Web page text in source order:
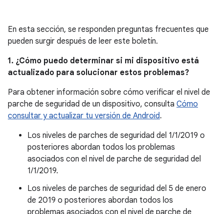
En esta sección, se responden preguntas frecuentes que
pueden surgir después de leer este boletín.
1. ¿Cómo puedo determinar si mi dispositivo está
actualizado para solucionar estos problemas?
Para obtener información sobre cómo verificar el nivel de
parche de seguridad de un dispositivo, consulta Cómo
consultar y actualizar tu versión de Android.
Los niveles de parches de seguridad del 1/1/2019 o
posteriores abordan todos los problemas
asociados con el nivel de parche de seguridad del
1/1/2019.
Los niveles de parches de seguridad del 5 de enero
de 2019 o posteriores abordan todos los
problemas asociados con el nivel de parche de